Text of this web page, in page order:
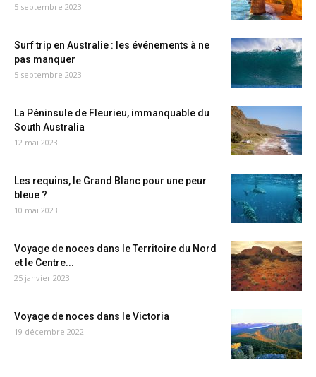
5 septembre 2023
Surf trip en Australie : les événements à ne
pas manquer
5 septembre 2023
La Péninsule de Fleurieu, immanquable du
South Australia
12 mai 2023
Les requins, le Grand Blanc pour une peur
bleue ?
10 mai 2023
Voyage de noces dans le Territoire du Nord
et le Centre...
25 janvier 2023
Voyage de noces dans le Victoria
19 décembre 2022